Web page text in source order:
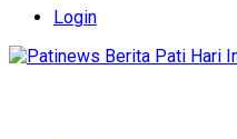
Login